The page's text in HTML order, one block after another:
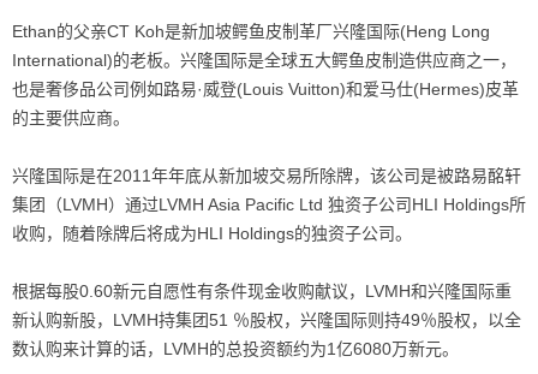
Ethan的父亲CT Koh是新加坡鳄鱼皮制革厂兴隆国际(Heng Long
International)的老板。兴隆国际是全球五大鳄鱼皮制造供应商之一，
也是奢侈品公司例如路易·威登(Louis Vuitton)和爱马仕(Hermes)皮革
的主要供应商。
兴隆国际是在2011年年底从新加坡交易所除牌，该公司是被路易酩轩
集团（LVMH）通过LVMH Asia Pacific Ltd 独资子公司HLI Holdings所
收购，随着除牌后将成为HLI Holdings的独资子公司。
根据每股0.60新元自愿性有条件现金收购献议，LVMH和兴隆国际重
新认购新股，LVMH持集团51 ％股权，兴隆国际则持49％股权，以全
数认购来计算的话，LVMH的总投资额约为1亿6080万新元。